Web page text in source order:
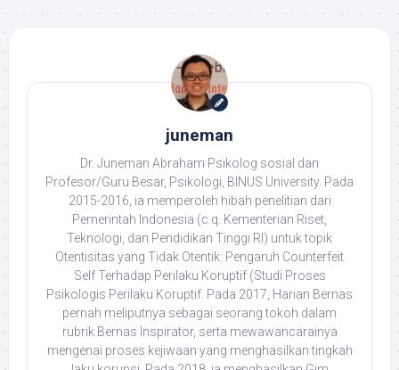
juneman
Dr. Juneman Abraham Psikolog sosial dan
Profesor/Guru Besar, Psikologi, BINUS University. Pada
2015-2016, ia memperoleh hibah penelitian dari
Pemerintah Indonesia (c.q. Kementerian Riset,
Teknologi, dan Pendidikan Tinggi RI) untuk topik
Otentisitas yang Tidak Otentik: Pengaruh Counterfeit
Self Terhadap Perilaku Koruptif (Studi Proses
Psikologis Perilaku Koruptif. Pada 2017, Harian Bernas
pernah meliputnya sebagai seorang tokoh dalam
rubrik Bernas Inspirator, serta mewawancarainya
mengenai proses kejiwaan yang menghasilkan tingkah